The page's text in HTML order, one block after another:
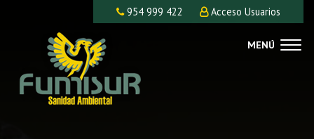
954 999 422 Acceso Usuarios
MENÚ